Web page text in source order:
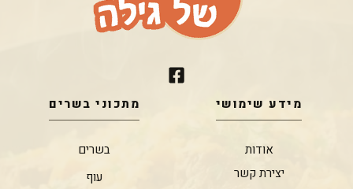
מידע שימושי
אודות
יצירת קשר
מתכוני בשרים
בשרים
עוף